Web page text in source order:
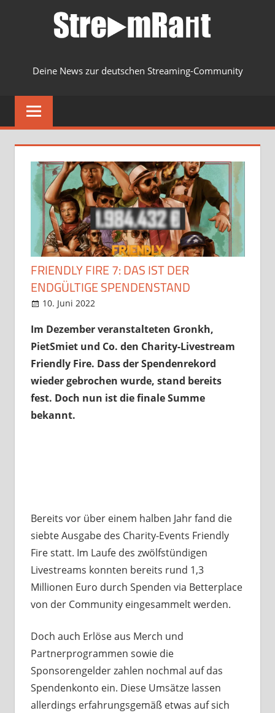
Deine News zur deutschen Streaming-Community
MENU
FRIENDLY FIRE 7: DAS IST DER
ENDGÜLTIGE SPENDENSTAND
10. Juni 2022
Im Dezember veranstalteten Gronkh,
PietSmiet und Co. den Charity-Livestream
Friendly Fire. Dass der Spendenrekord
wieder gebrochen wurde, stand bereits
fest. Doch nun ist die finale Summe
bekannt.
Bereits vor über einem halben Jahr fand die
siebte Ausgabe des Charity-Events Friendly
Fire statt. Im Laufe des zwölfstündigen
Livestreams konnten bereits rund 1,3
Millionen Euro durch Spenden via Betterplace
von der Community eingesammelt werden.
Doch auch Erlöse aus Merch und
Partnerprogrammen sowie die
Sponsorengelder zahlen nochmal auf das
Spendenkonto ein. Diese Umsätze lassen
allerdings erfahrungsgemäß etwas auf sich